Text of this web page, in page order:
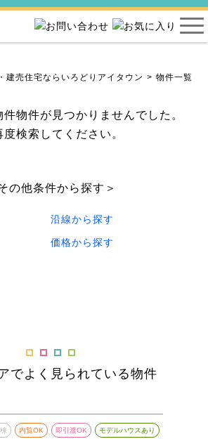
建売住宅ならいろどりアイタウン 物件一覧
物件が見つかりませんでした。
検索してください。
の他条件から探す＞
沿線から探す
価格から探す
でよく見られている物件
内覧OK 即引渡OK モデルハウスあり